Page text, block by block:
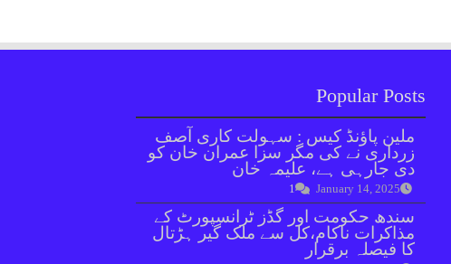
Popular Posts
ملین پاؤنڈ کیس : سہولت کاری آصف
زرداری نے کی مگر سزا عمران خان کو
دی جارہی ہے، علیمہ خان
January 14, 2025
1
سندھ حکومت اور گڈز ٹرانسپورٹ کے
مذاکرات ناکام،کل سے ملک گیر ہڑتال
کا فیصلہ برقرار